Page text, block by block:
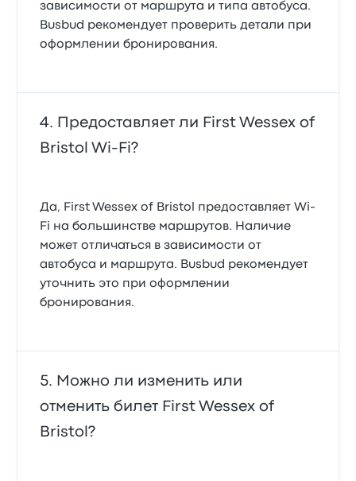
зависимости от маршрута и типа автобуса.
Busbud рекомендует проверить детали при
оформлении бронирования.
Предоставляет ли First Wessex of
Bristol Wi‑Fi?
Да, First Wessex of Bristol предоставляет Wi-
Fi на большинстве маршрутов. Наличие
может отличаться в зависимости от
автобуса и маршрута. Busbud рекомендует
уточнить это при оформлении
бронирования.
Можно ли изменить или
отменить билет First Wessex of
Bristol?